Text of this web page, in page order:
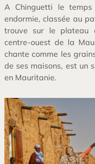
A Chinguetti le
endormie, classée au
trouve sur le plateau
centre-ouest de la
chante comme les
de ses maisons, est un
en Mauritanie.